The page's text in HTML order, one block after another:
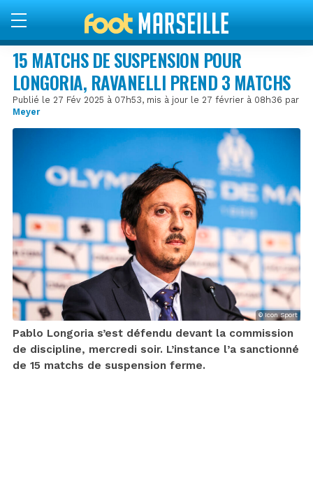
15 MATCHS DE SUSPENSION POUR
LONGORIA, RAVANELLI PREND 3 MATCHS
Publié le 27 Fév 2025 à 07h53, mis à jour le 27 février à 08h36 par
Meyer
© Icon Sport
Pablo Longoria s’est défendu devant la commission
de discipline, mercredi soir. L’instance l’a sanctionné
de 15 matchs de suspension ferme.